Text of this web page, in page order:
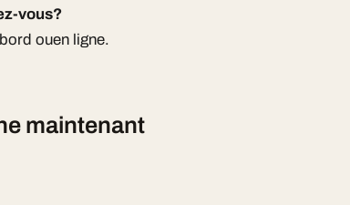
vous?
ouen ligne.
maintenant